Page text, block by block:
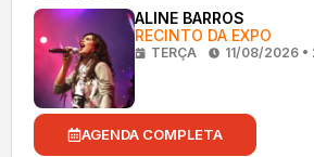
ALINE BARROS
RECINTO DA EXPO
TERÇA 11/08/2026 •
AGENDA COMPLETA